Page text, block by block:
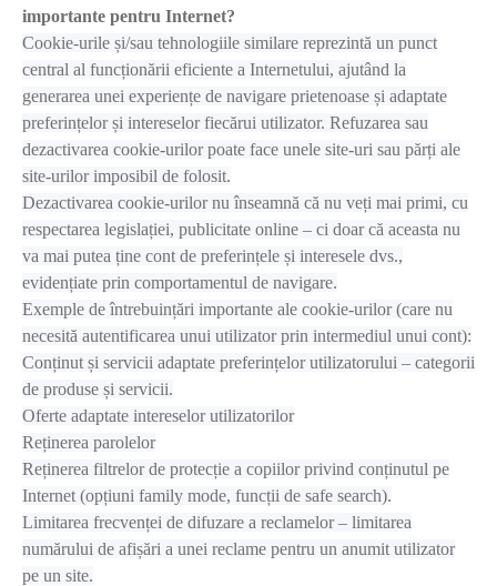
importante pentru Internet?
Cookie-urile și/sau tehnologiile similare reprezintă un punct
central al funcționării eficiente a Internetului, ajutând la
generarea unei experiențe de navigare prietenoase și adaptate
preferințelor și intereselor fiecărui utilizator. Refuzarea sau
dezactivarea cookie-urilor poate face unele site-uri sau părți ale
site-urilor imposibil de folosit.
Dezactivarea cookie-urilor nu înseamnă că nu veți mai primi, cu
respectarea legislației, publicitate online – ci doar că aceasta nu
va mai putea ține cont de preferințele și interesele dvs.,
evidențiate prin comportamentul de navigare.
Exemple de întrebuințări importante ale cookie-urilor (care nu
necesită autentificarea unui utilizator prin intermediul unui cont):
Conținut și servicii adaptate preferințelor utilizatorului – categorii
de produse și servicii.
Oferte adaptate intereselor utilizatorilor
Reținerea parolelor
Reținerea filtrelor de protecție a copiilor privind conținutul pe
Internet (opțiuni family mode, funcții de safe search).
Limitarea frecvenței de difuzare a reclamelor – limitarea
numărului de afișări a unei reclame pentru un anumit utilizator
pe un site.